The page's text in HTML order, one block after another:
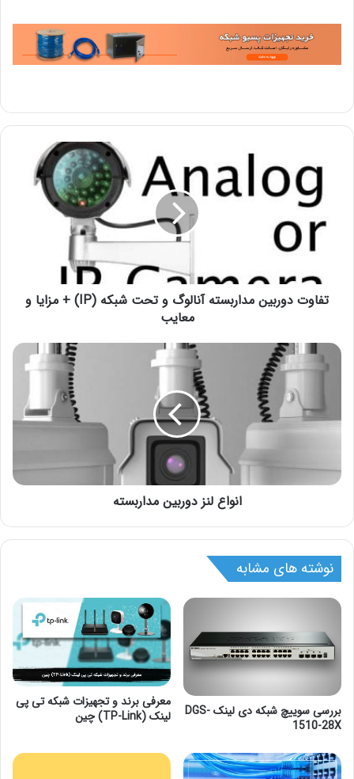
تفاوت دوربین مداربسته آنالوگ و تحت شبکه (IP) + مزایا و
معایب
انواع لنز دوربین مدار‌بسته
نوشته های مشابه
بررسی سوییچ شبکه دی لینک DGS-
1510-28X
معرفی برند و تجهیزات شبکه تی پی
لینک (TP-Link) چین